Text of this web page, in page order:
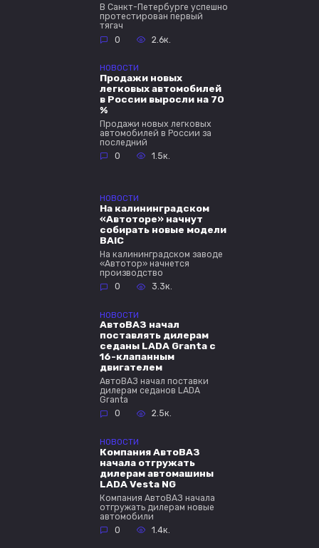
В Санкт-Петербурге успешно
протестирован первый
тягач
0
2.6к.
НОВОСТИ
Продажи новых
легковых автомобилей
в России выросли на 70
%
Продажи новых легковых
автомобилей в России за
последний
0
1.5к.
НОВОСТИ
На калининградском
«Автоторе» начнут
собирать новые модели
BAIC
На калининградском заводе
«Автотор» начнется
производство
0
3.3к.
НОВОСТИ
АвтоВАЗ начал
поставлять дилерам
седаны LADA Granta с
16-клапанным
двигателем
АвтоВАЗ начал поставки
дилерам седанов LADA
Granta
0
2.5к.
НОВОСТИ
Компания АвтоВАЗ
начала отгружать
дилерам автомашины
LADA Vesta NG
Компания АвтоВАЗ начала
отгружать дилерам новые
автомобили
0
1.4к.